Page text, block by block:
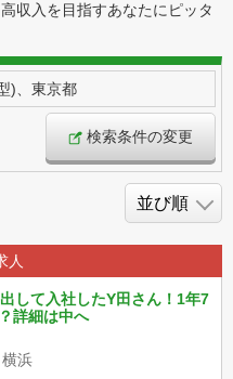
収入を目指すあなたにピッタ
)、東京都
検索条件の変更
人
して入社したY田さん！1年7
詳細は中へ
浜